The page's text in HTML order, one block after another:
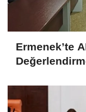
Ermenek’te